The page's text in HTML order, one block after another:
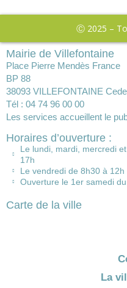
Ⓒ 2025 –
Mairie de Villefontaine
Place Pierre Mendès France
BP 88
38093 VILLEFONTAINE
Tél : 04 74 96 00 00
Les services accueillent le
Horaires d’ouverture :
Le lundi, mardi, mercredi
17h
Le vendredi de 8h30 à
Ouverture le 1er samedi
Carte de la ville
La